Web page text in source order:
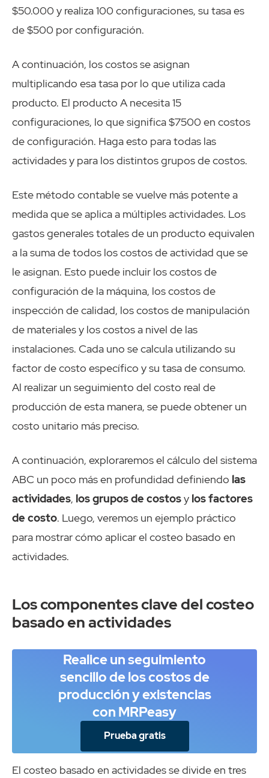
$50.000 y realiza 100 configuraciones, su tasa es
de $500 por configuración.
A continuación, los costos se asignan
multiplicando esa tasa por lo que utiliza cada
producto. El producto A necesita 15
configuraciones, lo que significa $7500 en costos
de configuración. Haga esto para todas las
actividades y para los distintos grupos de costos.
Este método contable se vuelve más potente a
medida que se aplica a múltiples actividades. Los
gastos generales totales de un producto equivalen
a la suma de todos los costos de actividad que se
le asignan. Esto puede incluir los costos de
configuración de la máquina, los costos de
inspección de calidad, los costos de manipulación
de materiales y los costos a nivel de las
instalaciones. Cada uno se calcula utilizando su
factor de costo específico y su tasa de consumo.
Al realizar un seguimiento del costo real de
producción de esta manera, se puede obtener un
costo unitario más preciso.
A continuación, exploraremos el cálculo del sistema
ABC un poco más en profundidad definiendo las
actividades, los grupos de costosy los factores
de costo. Luego, veremos un ejemplo práctico
para mostrar cómo aplicar el costeo basado en
actividades.
Los componentes clave del costeo
basado en actividades
Realice un seguimiento
sencillo de los costos de
producción y existencias
con MRPeasy
Prueba gratis
El costeo basado en actividades se divide en tres